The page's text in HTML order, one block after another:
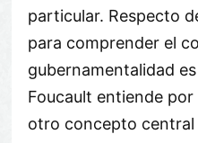
particular. Respecto
para comprender el
gubernamentalidad
Foucault entiende
otro concepto central